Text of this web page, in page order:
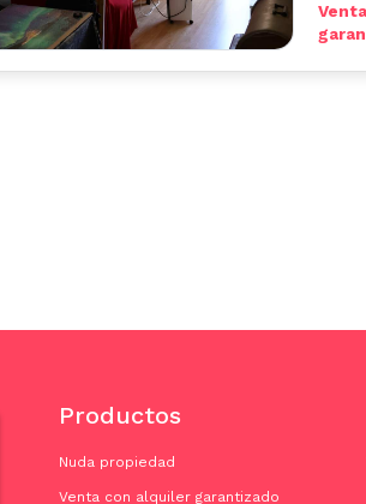
Productos
Nuda propiedad
Venta con alquiler garantizado